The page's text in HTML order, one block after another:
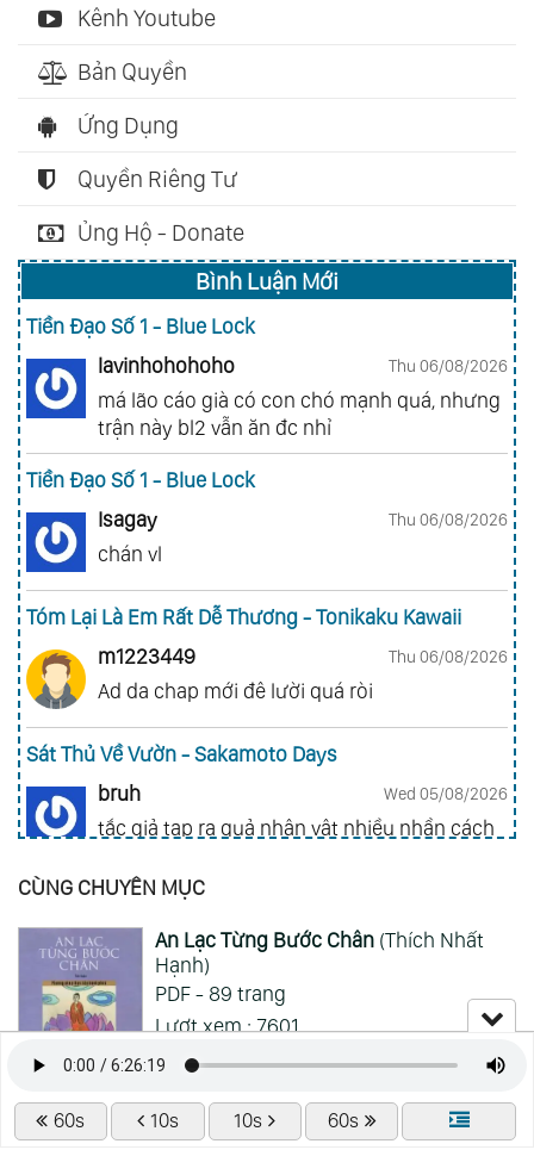
60s 10s 10s 60s
Kênh Youtube
Bản Quyền
Ứng Dụng
Quyền Riêng Tư
Ủng Hộ - Donate
Bình Luận Mới
Tiền Đạo Số 1 - Blue Lock
lavinhohohoho
Thu 06/08/2026
má lão cáo già có con chó mạnh quá, nhưng
trận này bl2 vẫn ăn đc nhỉ
Tiền Đạo Số 1 - Blue Lock
Isagay
Thu 06/08/2026
chán vl
Tóm Lại Là Em Rất Dễ Thương - Tonikaku Kawaii
m1223449
Thu 06/08/2026
Ad da chap mới đê lười quá ròi
Sát Thủ Về Vườn - Sakamoto Days
bruh
Wed 05/08/2026
tắc giả tạp ra quả nhân vật nhiều nhần cách
Gia Đình Điệp Viên - Spy X Family
ai hỏi 123
Wed 05/08/2026
Mong 1 ngày shop ra 2 chap
CÙNG CHUYÊN MỤC
An Lạc Từng Bước Chân(Thích Nhất
Hạnh)
PDF - 89 trang
Lượt xem : 7601
Lượt đọc : 3939
Am Mây Ngủ(Thích Nhất Hạnh)